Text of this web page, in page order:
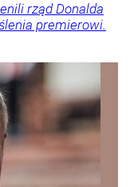
rząd Donalda
premierowi.